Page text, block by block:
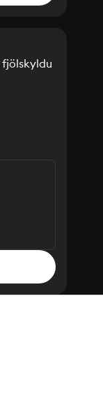
fjölskyldu